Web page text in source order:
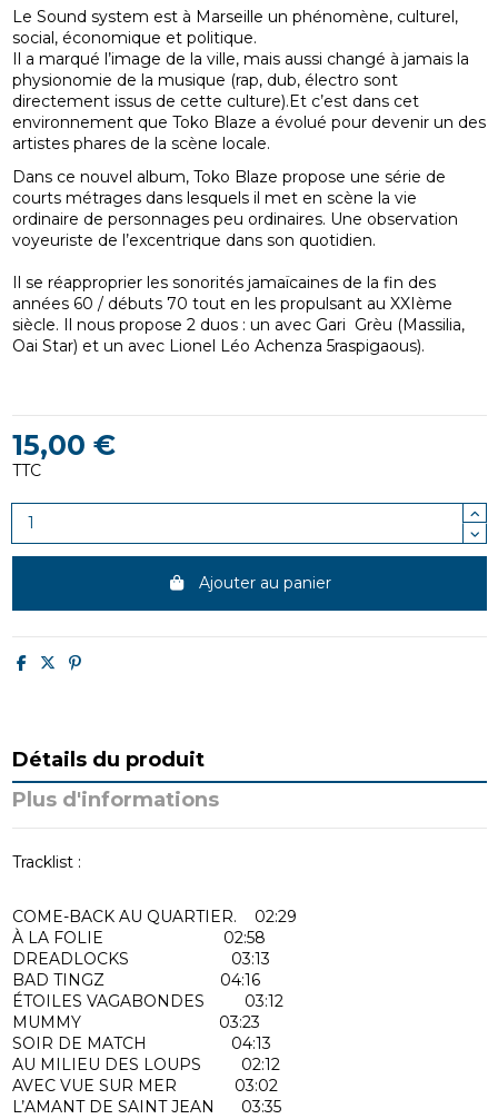
Le Sound system est à Marseille un phénomène, culturel,
social, économique et politique.
Il a marqué l’image de la ville, mais aussi changé à jamais la
physionomie de la musique (rap, dub, électro sont
directement issus de cette culture).Et c’est dans cet
environnement que Toko Blaze a évolué pour devenir un des
artistes phares de la scène locale.
Dans ce nouvel album, Toko Blaze propose une série de
courts métrages dans lesquels il met en scène la vie
ordinaire de personnages peu ordinaires. Une observation
voyeuriste de l’excentrique dans son quotidien.
Il se réapproprier les sonorités jamaïcaines de la fin des
années 60 / débuts 70 tout en les propulsant au XXIème
siècle. Il nous propose 2 duos : un avec Gari Grèu (Massilia,
Oai Star) et un avec Lionel Léo Achenza 5raspigaous).
15,00 €
TTC
Ajouter au panier
Détails du produit
Plus d'informations
Tracklist :
COME-BACK AU QUARTIER. 02:29
À LA FOLIE 02:58
DREADLOCKS 03:13
BAD TINGZ 04:16
ÉTOILES VAGABONDES 03:12
MUMMY 03:23
SOIR DE MATCH 04:13
AU MILIEU DES LOUPS 02:12
AVEC VUE SUR MER 03:02
L’AMANT DE SAINT JEAN 03:35